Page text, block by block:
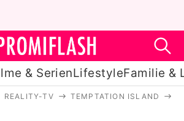
& SerienLifestyleFamilie &
REALITY-TV TEMPTATION ISLAND